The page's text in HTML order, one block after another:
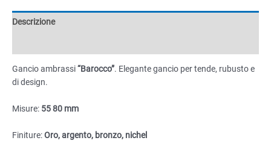
mm
Descrizione
Gancio ambrassi“Barocco”. Elegante gancio per tende, rubusto e
di design.
Misure: 55 80 mm
Finiture:Oro, argento, bronzo, nichel